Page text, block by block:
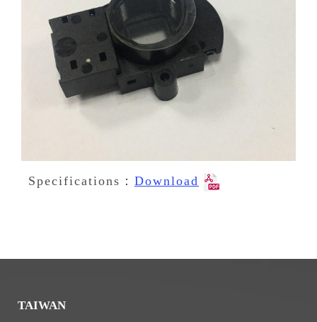
Specifications： Download
TAIWAN